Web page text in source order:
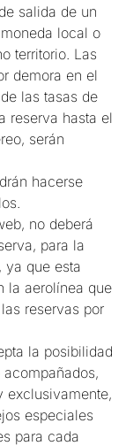
salida de un
local o
territorio. Las
demora en el
las tasas de
reserva hasta el
serán
hacerse
no deberá
para la
ya que esta
la aerolínea que
reservas por
la posibilidad
exclusivamente,
especiales
para cada